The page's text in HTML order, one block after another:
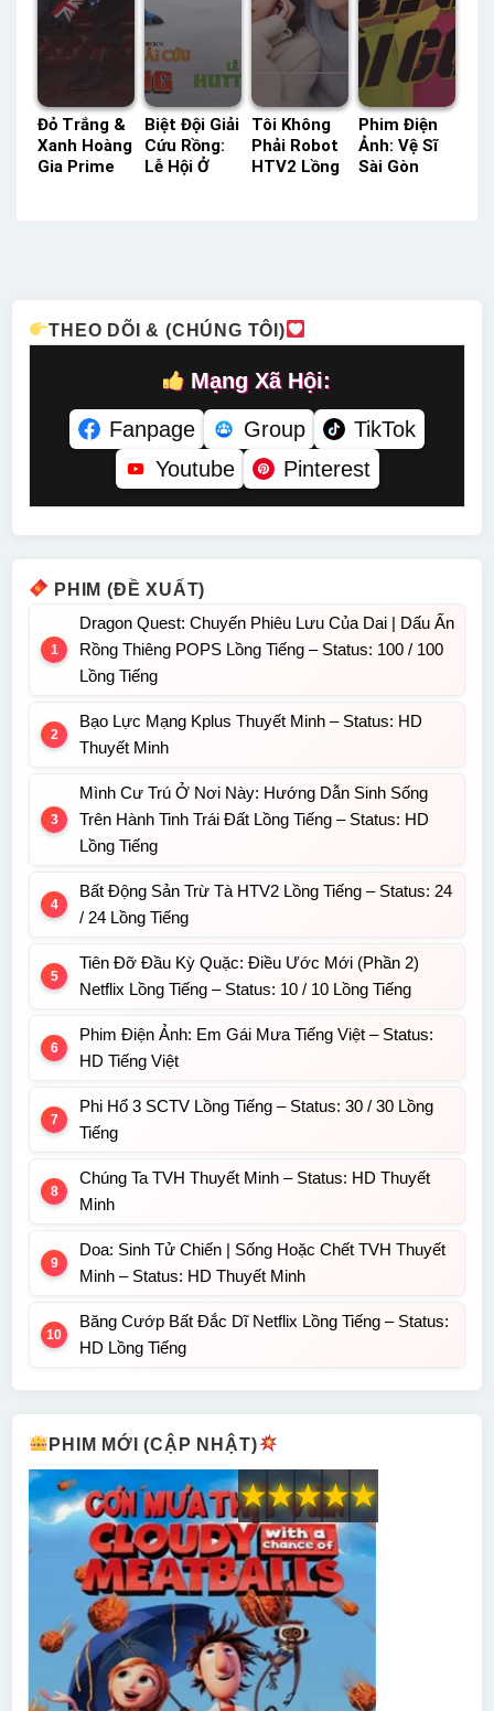
Đỏ Trắng &
Xanh Hoàng
Gia Prime
Biệt Đội Giải
Cứu Rồng:
Lễ Hội Ở
Tôi Không
Phải Robot
HTV2 Lồng
Phim Điện
Ảnh: Vệ Sĩ
Sài Gòn
THEO DÕI & (CHÚNG TÔI)
Mạng Xã Hội:
Fanpage
Group
TikTok
Youtube
Pinterest
PHIM (ĐỀ XUẤT)
Dragon Quest: Chuyến Phiêu Lưu Của Dai | Dấu Ấn
Rồng Thiêng POPS Lồng Tiếng – Status: 100 / 100
Lồng Tiếng
Bạo Lực Mạng Kplus Thuyết Minh – Status: HD
Thuyết Minh
Mình Cư Trú Ở Nơi Này: Hướng Dẫn Sinh Sống
Trên Hành Tinh Trái Đất Lồng Tiếng – Status: HD
Lồng Tiếng
Bất Động Sản Trừ Tà HTV2 Lồng Tiếng – Status: 24
/ 24 Lồng Tiếng
Tiên Đỡ Đầu Kỳ Quặc: Điều Ước Mới (Phần 2)
Netflix Lồng Tiếng – Status: 10 / 10 Lồng Tiếng
Phim Điện Ảnh: Em Gái Mưa Tiếng Việt – Status:
HD Tiếng Việt
Phi Hổ 3 SCTV Lồng Tiếng – Status: 30 / 30 Lồng
Tiếng
Chúng Ta TVH Thuyết Minh – Status: HD Thuyết
Minh
Doa: Sinh Tử Chiến | Sống Hoặc Chết TVH Thuyết
Minh – Status: HD Thuyết Minh
Băng Cướp Bất Đắc Dĩ Netflix Lồng Tiếng – Status:
HD Lồng Tiếng
PHIM MỚI (CẬP NHẬT)
★
★
★
★
★